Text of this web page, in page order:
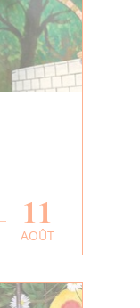
11
AOÛT